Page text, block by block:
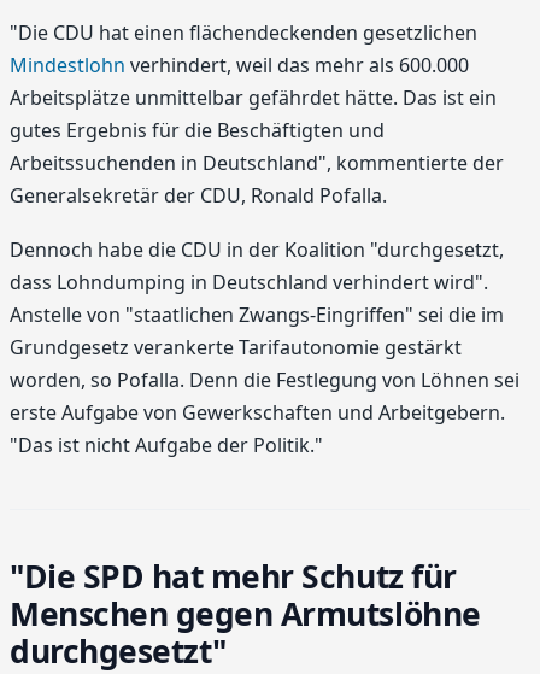
"Die CDU hat einen flächendeckenden gesetzlichen
Mindestlohn verhindert, weil das mehr als 600.000
Arbeitsplätze unmittelbar gefährdet hätte. Das ist ein
gutes Ergebnis für die Beschäftigten und
Arbeitssuchenden in Deutschland", kommentierte der
Generalsekretär der CDU, Ronald Pofalla.
Dennoch habe die CDU in der Koalition "durchgesetzt,
dass Lohndumping in Deutschland verhindert wird".
Anstelle von "staatlichen Zwangs-Eingriffen" sei die im
Grundgesetz verankerte Tarifautonomie gestärkt
worden, so Pofalla. Denn die Festlegung von Löhnen sei
erste Aufgabe von Gewerkschaften und Arbeitgebern.
"Das ist nicht Aufgabe der Politik."
"Die SPD hat mehr Schutz für
Menschen gegen Armutslöhne
durchgesetzt"